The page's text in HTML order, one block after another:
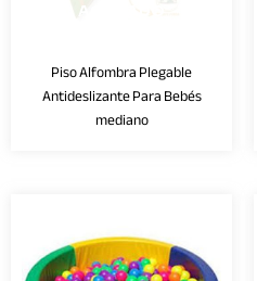
AGOTADO
Piso Alfombra Plegable
Antideslizante Para Bebés
mediano